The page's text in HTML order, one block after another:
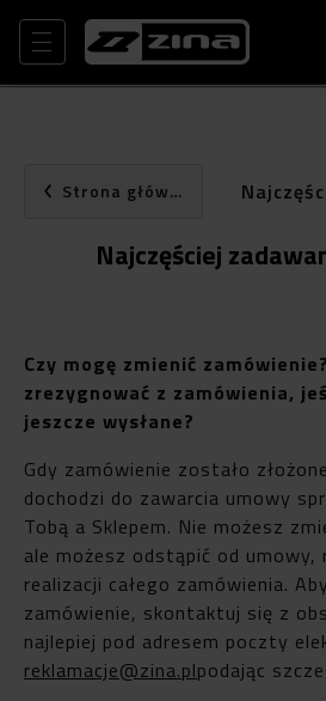
Strona główna
Najczęściej
Czy mogę zmienić
zrezygnować z zamówienia,
jeszcze wysłane?
Gdy zamówienie zostało
dochodzi do zawarcia umowy
Tobą a Sklepem. Nie możesz
ale możesz odstąpić od umowy,
realizacji całego zamówienia.
zamówienie, skontaktuj się z
najlepiej pod adresem poczty
reklamacje@zina.plpodając